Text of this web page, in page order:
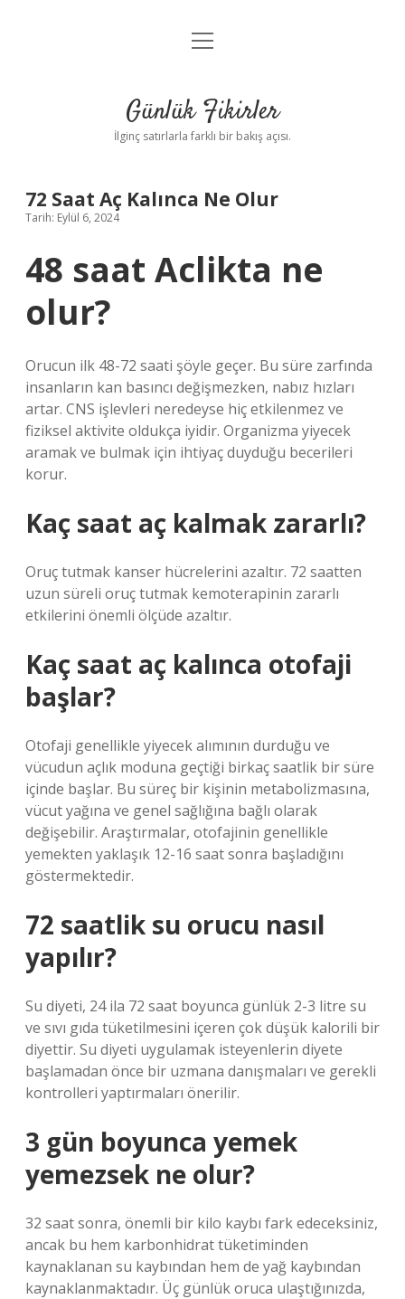
Anasayfa
Yasal Uyarı
menüyü
Günlük Fikirler
İlginç satırlarla farklı bir bakış açısı.
72 Saat Aç Kalınca Ne Olur
Tarih: Eylül 6, 2024
48 saat Aclikta ne
olur?
Orucun ilk 48-72 saati şöyle geçer. Bu süre zarfında
insanların kan basıncı değişmezken, nabız hızları
artar. CNS işlevleri neredeyse hiç etkilenmez ve
fiziksel aktivite oldukça iyidir. Organizma yiyecek
aramak ve bulmak için ihtiyaç duyduğu becerileri
korur.
Kaç saat aç kalmak zararlı?
Oruç tutmak kanser hücrelerini azaltır. 72 saatten
uzun süreli oruç tutmak kemoterapinin zararlı
etkilerini önemli ölçüde azaltır.
Kaç saat aç kalınca otofaji
başlar?
Otofaji genellikle yiyecek alımının durduğu ve
vücudun açlık moduna geçtiği birkaç saatlik bir süre
içinde başlar. Bu süreç bir kişinin metabolizmasına,
vücut yağına ve genel sağlığına bağlı olarak
değişebilir. Araştırmalar, otofajinin genellikle
yemekten yaklaşık 12-16 saat sonra başladığını
göstermektedir.
72 saatlik su orucu nasıl
yapılır?
Su diyeti, 24 ila 72 saat boyunca günlük 2-3 litre su
ve sıvı gıda tüketilmesini içeren çok düşük kalorili bir
diyettir. Su diyeti uygulamak isteyenlerin diyete
başlamadan önce bir uzmana danışmaları ve gerekli
kontrolleri yaptırmaları önerilir.
3 gün boyunca yemek
yemezsek ne olur?
32 saat sonra, önemli bir kilo kaybı fark edeceksiniz,
ancak bu hem karbonhidrat tüketiminden
kaynaklanan su kaybından hem de yağ kaybından
kaynaklanmaktadır. Üç günlük oruca ulaştığınızda,